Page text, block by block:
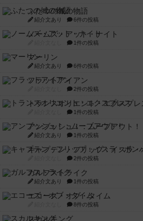
ふたつの城の物語
紹介文あり 6件の投稿
ノームズ・アット・ナイト
1件の投稿
マーリン
紹介文あり 6件の投稿
フラットアイアン
2件の投稿
トランスオリエント・エクスプレ
1件の投稿
アンブッシュ！：ムーブアウト！
紹介文あり 1件の投稿
キャプテン・フリップ：イスラ・
2件の投稿
ガルフストライク
紹介文あり 1件の投稿
エコーズ・オブ・タイム
8件の投稿
スカルキング